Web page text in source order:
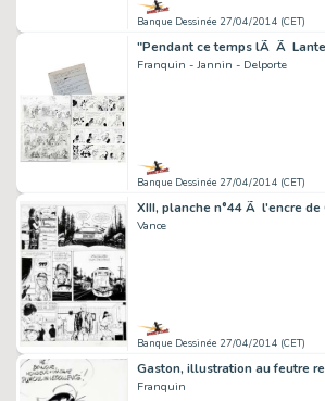
Banque Dessinée 27/04/2014 (CET)
Franquin - Jannin - Delporte
Banque Dessinée 27/04/2014 (CET)
Vance
Banque Dessinée 27/04/2014 (CET)
Franquin